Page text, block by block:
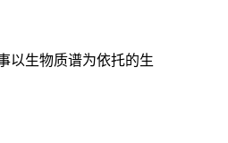
以生物质谱为依托的生